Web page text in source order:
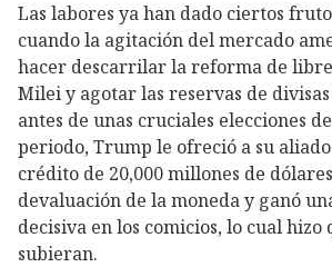
Las labores ya han dado ciertos
cuando la agitación del mercado
hacer descarrilar la reforma de
Milei y agotar las reservas de
antes de unas cruciales elecciones
periodo, Trump le ofreció a su
crédito de 20,000 millones de
devaluación de la moneda y ganó
decisiva en los comicios, lo cual hizo
subieran.